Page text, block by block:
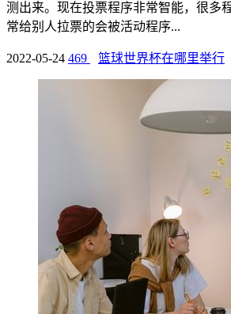
测出来。现在投票程序非常智能，很多
常给别人拉票的会被活动程序...
2022-05-24 469 篮球世界杯在哪里举行